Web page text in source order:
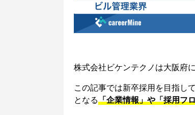
株式会社ビケンテクノは大阪府
この記事では新卒採用を目指し
となる「企業情報」や「採用フ